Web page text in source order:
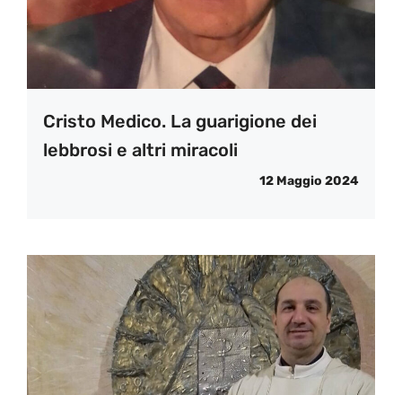
Cristo Medico. La guarigione dei
lebbrosi e altri miracoli
12 Maggio 2024